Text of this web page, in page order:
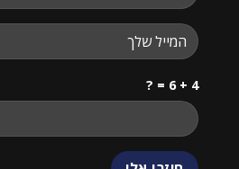
4 + 6 = ?